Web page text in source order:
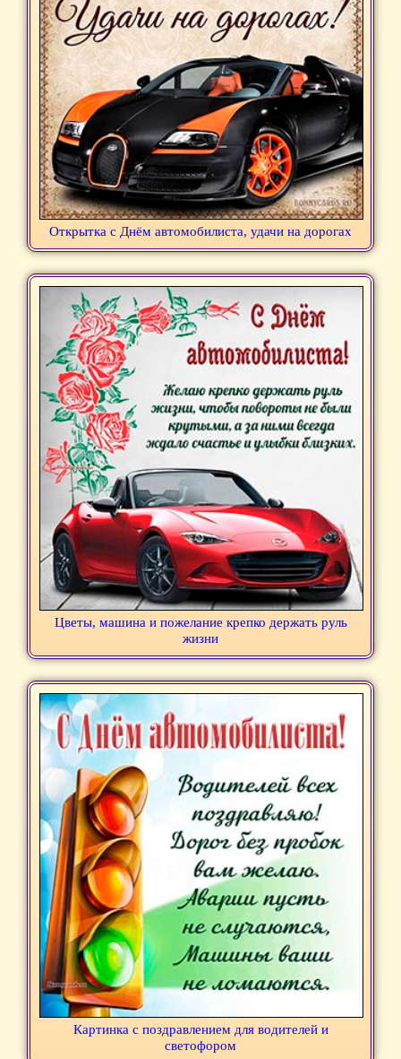
Открытка с Днём автомобилиста, удачи на дорогах
Цветы, машина и пожелание крепко держать руль
жизни
Картинка с поздравлением для водителей и
светофором